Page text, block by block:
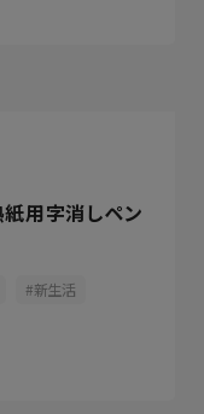
紙用字消しペン
新生活